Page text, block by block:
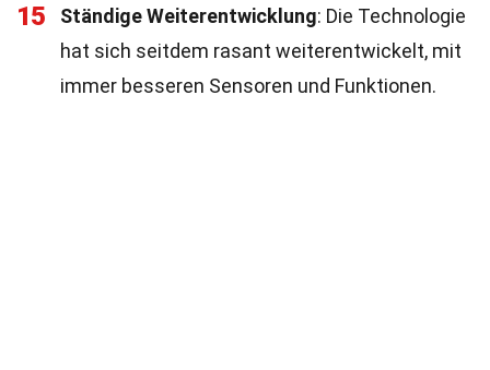
15 Ständige Weiterentwicklung: Die Technologie
hat sich seitdem rasant weiterentwickelt, mit
immer besseren Sensoren und Funktionen.